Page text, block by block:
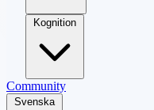
Kognition
Community
Svenska